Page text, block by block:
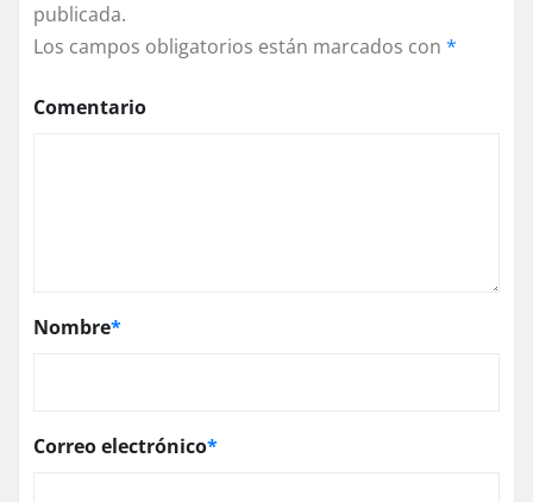
publicada.
Los campos obligatorios están marcados con *
Comentario
Nombre*
Correo electrónico*